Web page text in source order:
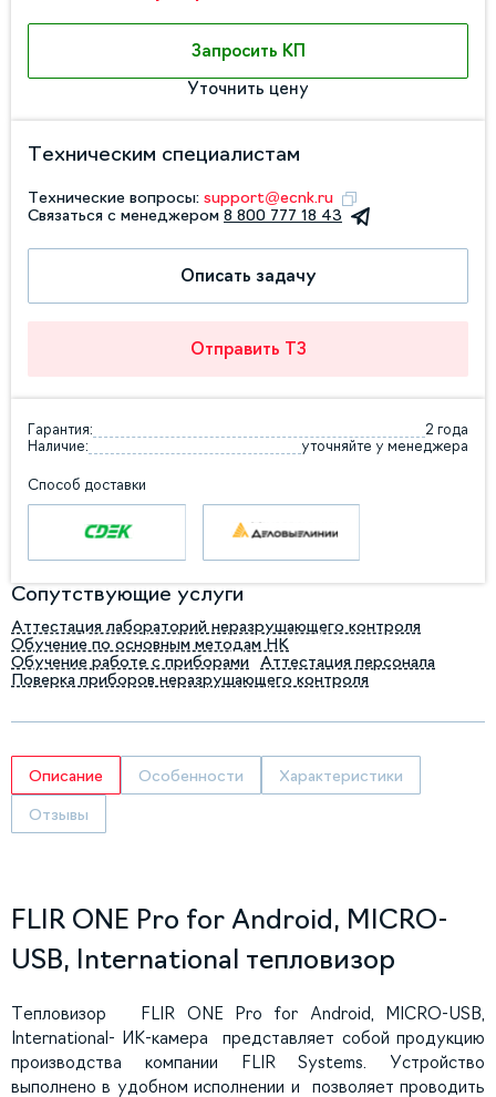
Запросить КП
Уточнить цену
Техническим специалистам
Технические вопросы: support@ecnk.ru
Связаться с менеджером 8 800 777 18 43
Описать задачу
Отправить ТЗ
Гарантия:
2 года
Наличие:
уточняйте у менеджера
Способ доставки
Сопутствующие услуги
Аттестация лабораторий неразрушающего контроля
Обучение по основным методам НК
Обучение работе с приборами
Аттестация персонала
Поверка приборов неразрушающего контроля
Описание Особенности Характеристики
Отзывы
FLIR ONE Pro for Android, MICRO-
USB, International тепловизор
Тепловизор FLIR ONE Pro for Android, MICRO-USB,
International- ИК-камера представляет собой продукцию
производства компании FLIR Systems. Устройство
выполнено в удобном исполнении и позволяет проводить